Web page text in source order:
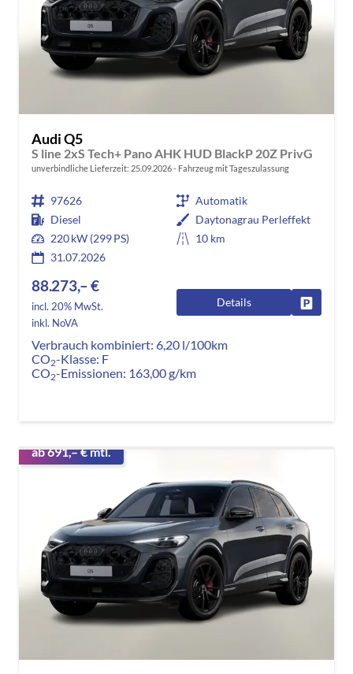
Audi Q5
S line 2xS Tech+ Pano AHK HUD BlackP 20Z PrivG
unverbindliche Lieferzeit: 25.09.2026 Fahrzeug mit Tageszulassung
97626
Automatik
Diesel
Daytonagrau Perleffekt
220 kW (299 PS)
10 km
31.07.2026
88.273,– €
incl. 20% MwSt.
inkl. NoVA
Details
Verbrauch kombiniert: 6,20 l/100km
CO2-Klasse: F
CO2-Emissionen: 163,00 g/km
ab 691,– € mtl.